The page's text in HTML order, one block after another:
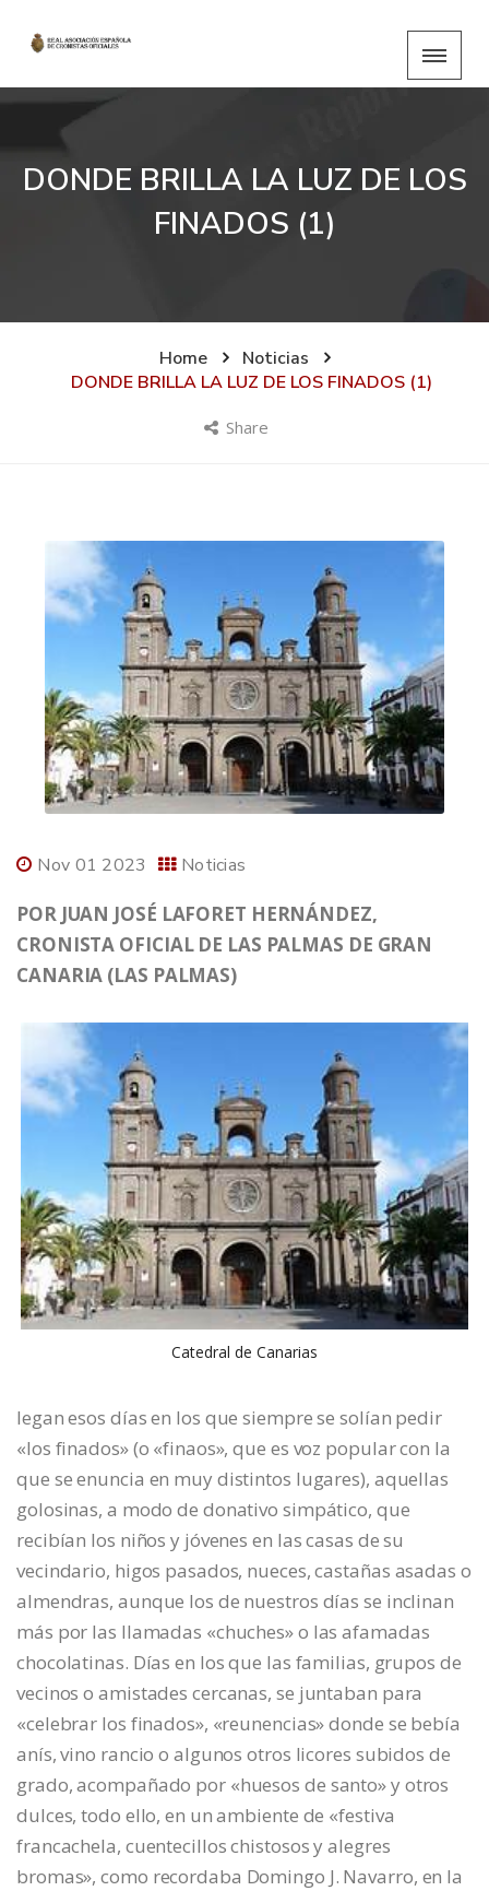
DONDE BRILLA LA LUZ DE LOS
FINADOS (1)
Home
Noticias
DONDE BRILLA LA LUZ DE LOS FINADOS (1)
Share
Nov 01 2023 Noticias
POR JUAN JOSÉ LAFORET HERNÁNDEZ,
CRONISTA OFICIAL DE LAS PALMAS DE GRAN
CANARIA (LAS PALMAS)
Catedral de Canarias
legan esos días en los que siempre se solían pedir
«los finados» (o «finaos», que es voz popular con la
que se enuncia en muy distintos lugares), aquellas
golosinas, a modo de donativo simpático, que
recibían los niños y jóvenes en las casas de su
vecindario, higos pasados, nueces, castañas asadas o
almendras, aunque los de nuestros días se inclinan
más por las llamadas «chuches» o las afamadas
chocolatinas. Días en los que las familias, grupos de
vecinos o amistades cercanas, se juntaban para
«celebrar los finados», «reunencias» donde se bebía
anís, vino rancio o algunos otros licores subidos de
grado, acompañado por «huesos de santo» y otros
dulces, todo ello, en un ambiente de «festiva
francachela, cuentecillos chistosos y alegres
bromas», como recordaba Domingo J. Navarro, en la